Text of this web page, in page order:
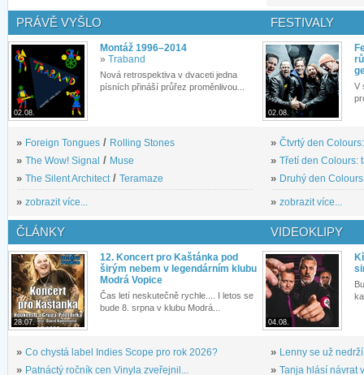
PRÁVĚ VYŠLO
02.08.
Montáž 1996–2014
» Traband
Nová retrospektiva v dvaceti jedna
písních přináší průřez proměnlivou...
» Foreign Tongues / Rolling Stones
» The Wow! Signal / Muse
» The Silent Architect/ Teramaze
» zobrazit více...
FESTIVALY
02.08.
V
» Čtvrtý den
» Třetí den Colours:
» Druhý den
» zobrazit více...
ČLÁNKY
28.07.
12. Koncert pro Kaštánka pod
širým nebem v legendárním klubu
Modrá Vopice
Čas letí neskutečně rychle.... I letos se
bude 8. srpna v klubu Modrá...
» Co chystá label Indies Scope pro rok 2026?
» Patnáctý ročník cen Vinyla zveřejnil...
VIDEOKLIPY
04.08.
» Lenny se už
» Tanja hlásí návrat